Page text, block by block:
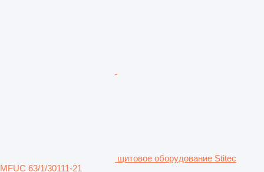
щитовое оборудование Stitec
MFUC 63/1/30111-21